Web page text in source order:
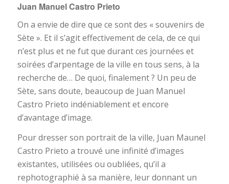
Juan Manuel Castro Prieto
On a envie de dire que ce sont des « souvenirs de
Sète ». Et il s’agit effectivement de cela, de ce qui
n’est plus et ne fut que durant ces journées et
soirées d’arpentage de la ville en tous sens, à la
recherche de… De quoi, finalement ? Un peu de
Sète, sans doute, beaucoup de Juan Manuel
Castro Prieto indéniablement et encore
d’avantage d’image.
Pour dresser son portrait de la ville, Juan Maunel
Castro Prieto a trouvé une infinité d’images
existantes, utilisées ou oubliées, qu’il a
rephotographié à sa manière, leur donnant un